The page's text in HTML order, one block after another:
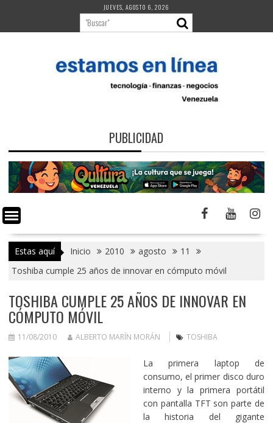
contenido
JUEVES, AGOSTO 6, 2026
PUBLICIDAD
Estas aquí Inicio 2010 agosto
11
Toshiba cumple 25 años de innovar en cómputo móvil
TOSHIBA CUMPLE 25 AÑOS DE INNOVAR EN
CÓMPUTO MÓVIL
11/08/2010 ALBERTO MARÍN MORÁN TOSHIBA
La primera laptop de
consumo, el primer disco duro
interno y la primera portátil
con pantalla TFT son parte de
la historia del gigante